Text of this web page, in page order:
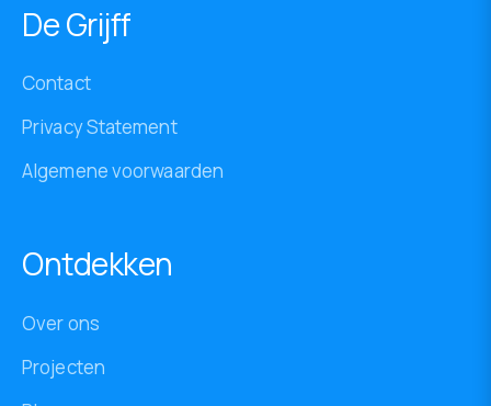
De Grijff
Contact
Privacy Statement
Algemene voorwaarden
Ontdekken
Over ons
Projecten